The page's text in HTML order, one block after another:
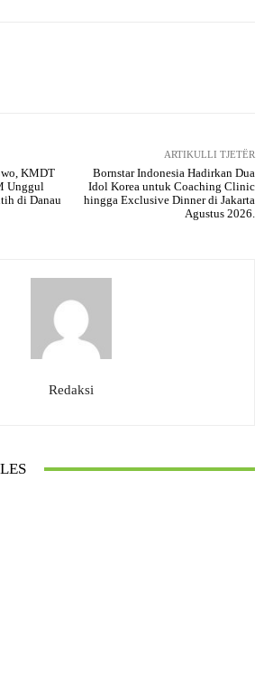
KMDT
Unggul
di Danau
ARTIKULLI TJETËR
Bornstar Indonesia Hadirkan Dua
Idol Korea untuk Coaching Clinic
hingga Exclusive Dinner di Jakarta
Agustus 2026.
Redaksi